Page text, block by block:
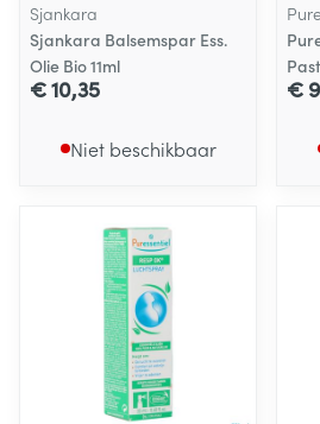
Sjankara
Sjankara Balsemspar Ess.
Olie Bio 11ml
€ 10,35
Niet beschikbaar
€